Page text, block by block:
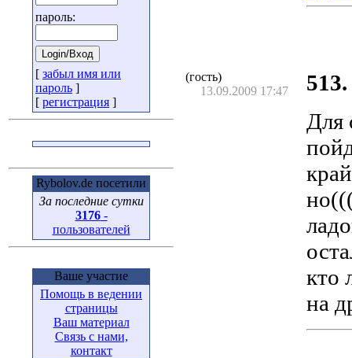
пароль:
[ забыл имя или
пароль ]
[ регистрация ]
Rybolov.de посетили
За последние сутки
3176-
пользователей
Ваше участие
Помощь в ведении
страницы
Ваш материал
Связь с нами,
контакт
(гость)
13.09.2009 17:47
513.
Для
кто
на